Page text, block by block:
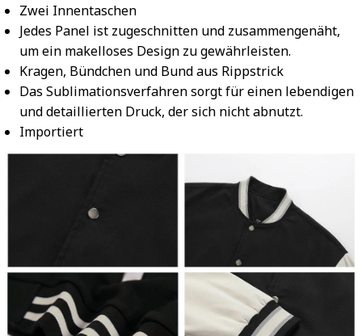
Zwei Innentaschen
Jedes Panel ist zugeschnitten und zusammengenäht,
um ein makelloses Design zu gewährleisten.
Kragen, Bündchen und Bund aus Rippstrick
Das Sublimationsverfahren sorgt für einen lebendigen
und detaillierten Druck, der sich nicht abnutzt.
Importiert